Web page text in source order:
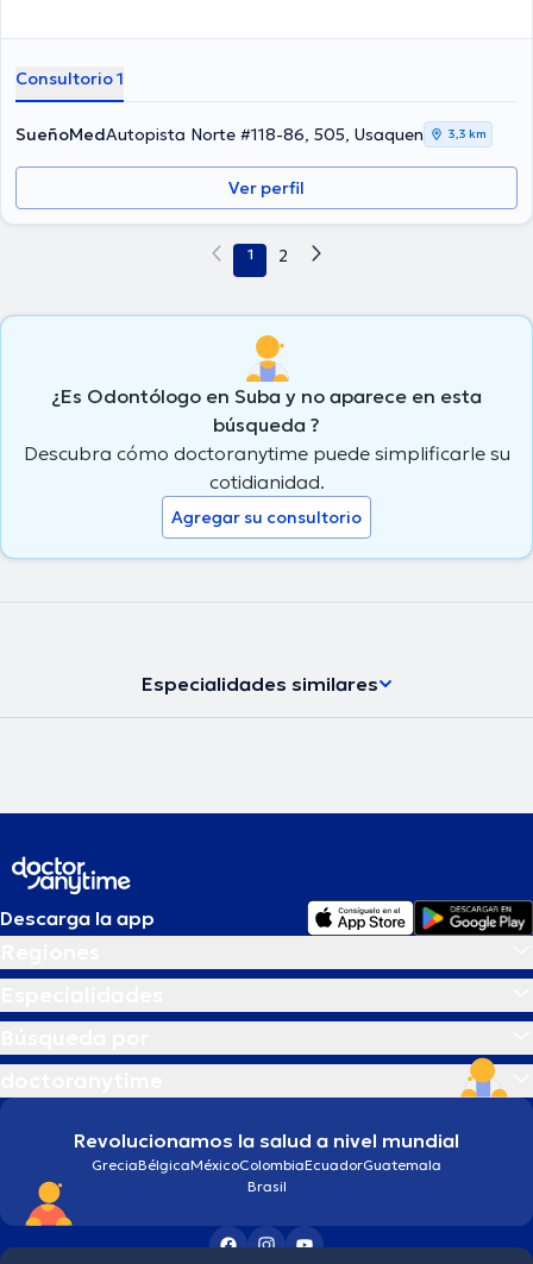
Consultorio 1
SueñoMedAutopista Norte #118-86, 505, Usaquen 3,3 km
Ver perfil
1 2
¿Es Odontólogo en Suba y no aparece en esta
búsqueda ?
Descubra cómo doctoranytime puede simplificarle su
cotidianidad.
Agregar su consultorio
Especialidades similares
Descarga la app
Revolucionamos la salud a nivel mundial
GreciaBélgicaMéxicoColombiaEcuadorGuatemala
Brasil